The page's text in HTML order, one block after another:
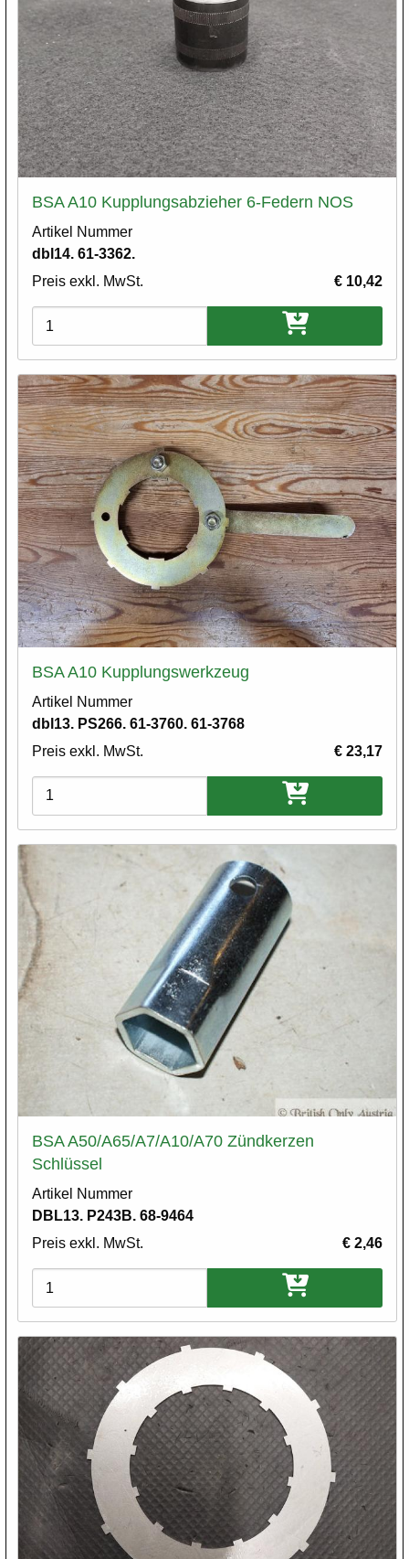
BSA A10 Kupplungsabzieher 6-Federn NOS
Artikel Nummer
dbl14. 61-3362.
Preis exkl. MwSt.
€ 10,42
Varianten
BSA A10 Kupplungswerkzeug
Artikel Nummer
dbl13. PS266. 61-3760. 61-3768
Preis exkl. MwSt.
€ 23,17
Varianten
BSA A50/A65/A7/A10/A70 Zündkerzen
Schlüssel
Artikel Nummer
DBL13. P243B. 68-9464
Preis exkl. MwSt.
€ 2,46
Varianten